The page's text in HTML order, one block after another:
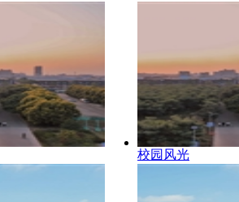
校园风光